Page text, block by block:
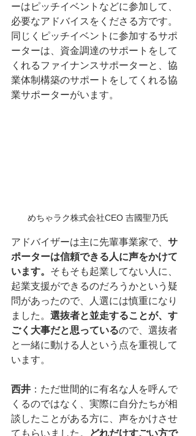
ーはピッチイベントなどに参加して、
必要なアドバイスをくださる方です。
同じくピッチイベントに参加するサポ
ーターは、資金調達のサポートをして
くれるファイナンスサポーターと、協
業体制構築のサポートをしてくれる協
業サポーターがいます。
めちゃラク株式会社CEO 吉國聖乃氏
アドバイザーは主に先輩事業家で、 サ
ポーターは信頼できる人に声をかけて
います。 そもそも起業してない人に、
起業支援ができるのだろうかという疑
問があったので、人選には慎重になり
ました。 選抜者と並走することが、す
ごく大事だと思っているので、選抜者
と一緒に動ける人という点を重視して
います。
西井 ：ただ世間的に有名な人を呼んで
くるのではなく、実際に自分たちが相
談したことがある方に、声をかけさせ
てもらいました。
どれだけすごい方で